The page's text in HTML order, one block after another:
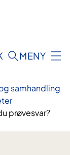
MENY
samhandling
prøvesvar?